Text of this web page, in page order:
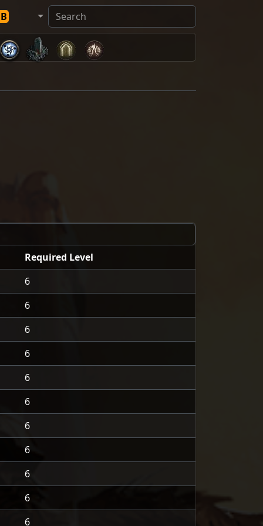
Required Level
6
6
6
6
6
6
6
6
6
6
6